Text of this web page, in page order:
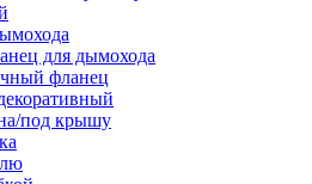
для дымохода
фланец
под крышу